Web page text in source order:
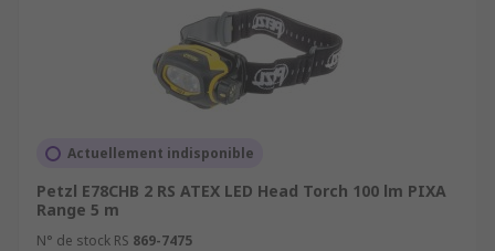
Actuellement indisponible
Petzl E78CHB 2 RS ATEX LED Head Torch 100 lm PIXA
Range 5 m
N° de stock RS 869-7475